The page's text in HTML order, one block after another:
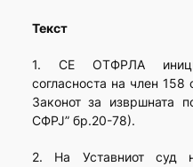
Текст
1. СЕ ОТФРЛА
согласноста на член 158
Законот за извршната
СФРЈ” бр.20-78).
2. На Уставниот суд